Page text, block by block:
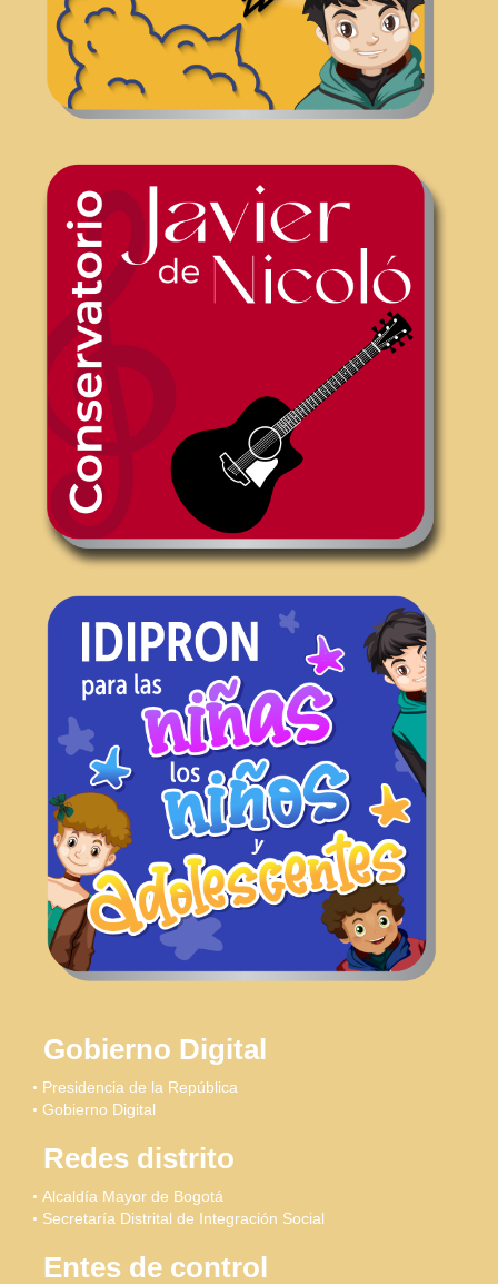
Gobierno Digital
Presidencia de la República
Gobierno Digital
Redes distrito
Alcaldía Mayor de Bogotá
Secretaría Distrital de Integración Social
Entes de control